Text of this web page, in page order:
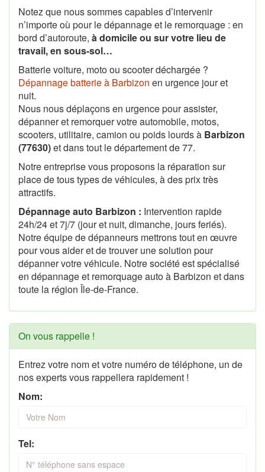
Notez que nous sommes capables d’intervenir
n’importe où pour le dépannage et le remorquage : en
bord d’autoroute, à domicile ou sur votre lieu de
travail, en sous-sol…
Batterie voiture, moto ou scooter déchargée ?
Dépannage batterie à Barbizon en urgence jour et
nuit.
Nous nous déplaçons en urgence pour assister,
dépanner et remorquer votre automobile, motos,
scooters, utilitaire, camion ou poids lourds à Barbizon
(77630)et dans tout le département de 77.
Notre entreprise vous proposons la réparation sur
place de tous types de véhicules, à des prix très
attractifs.
Dépannage auto Barbizon : Intervention rapide
24h/24 et 7j/7 (jour et nuit, dimanche, jours feriés).
Notre équipe de dépanneurs mettrons tout en œuvre
pour vous aider et de trouver une solution pour
dépanner votre véhicule. Notre société est spécialisé
en dépannage et remorquage auto à Barbizon et dans
toute la région Île-de-France.
On vous rappelle !
Entrez votre nom et votre numéro de téléphone, un de
nos experts vous rappellera rapidement !
Nom:
Tel: